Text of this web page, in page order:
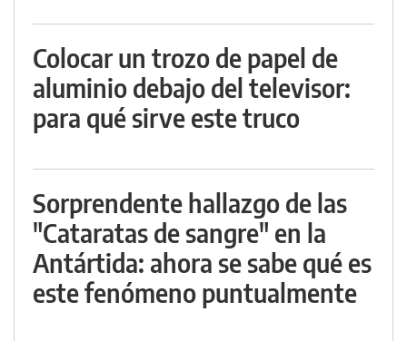
Colocar un trozo de papel de
aluminio debajo del televisor:
para qué sirve este truco
Sorprendente hallazgo de las
"Cataratas de sangre" en la
Antártida: ahora se sabe qué es
este fenómeno puntualmente